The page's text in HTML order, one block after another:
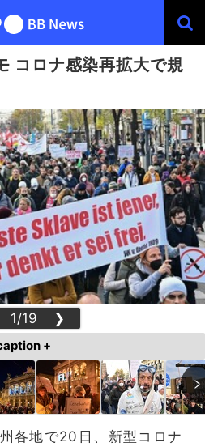
コロナ感染再拡大で規
1/19 ❯
+
各地で20日、新型コロナ